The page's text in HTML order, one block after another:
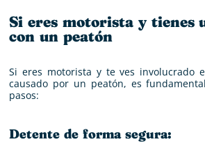
Si eres motorista y tienes
con un peatón
Si eres motorista y te ves involucrado
causado por un peatón, es
pasos:
Detente de forma segura: